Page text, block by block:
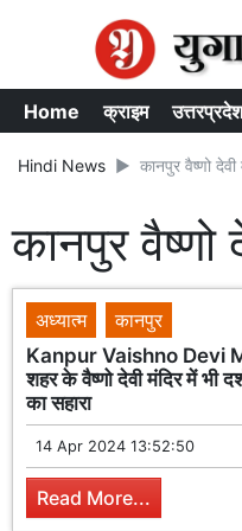
Home क्राइम
Hindi News कानपुर वैष्णो देवी
कानपुर वैष्णो
अध्यात्म
कानपुर
Kanpur Vaishno Devi
शहर के वैष्णो देवी मंदिर में भी
का सहारा
14 Apr 2024 13:52:50
Read More...